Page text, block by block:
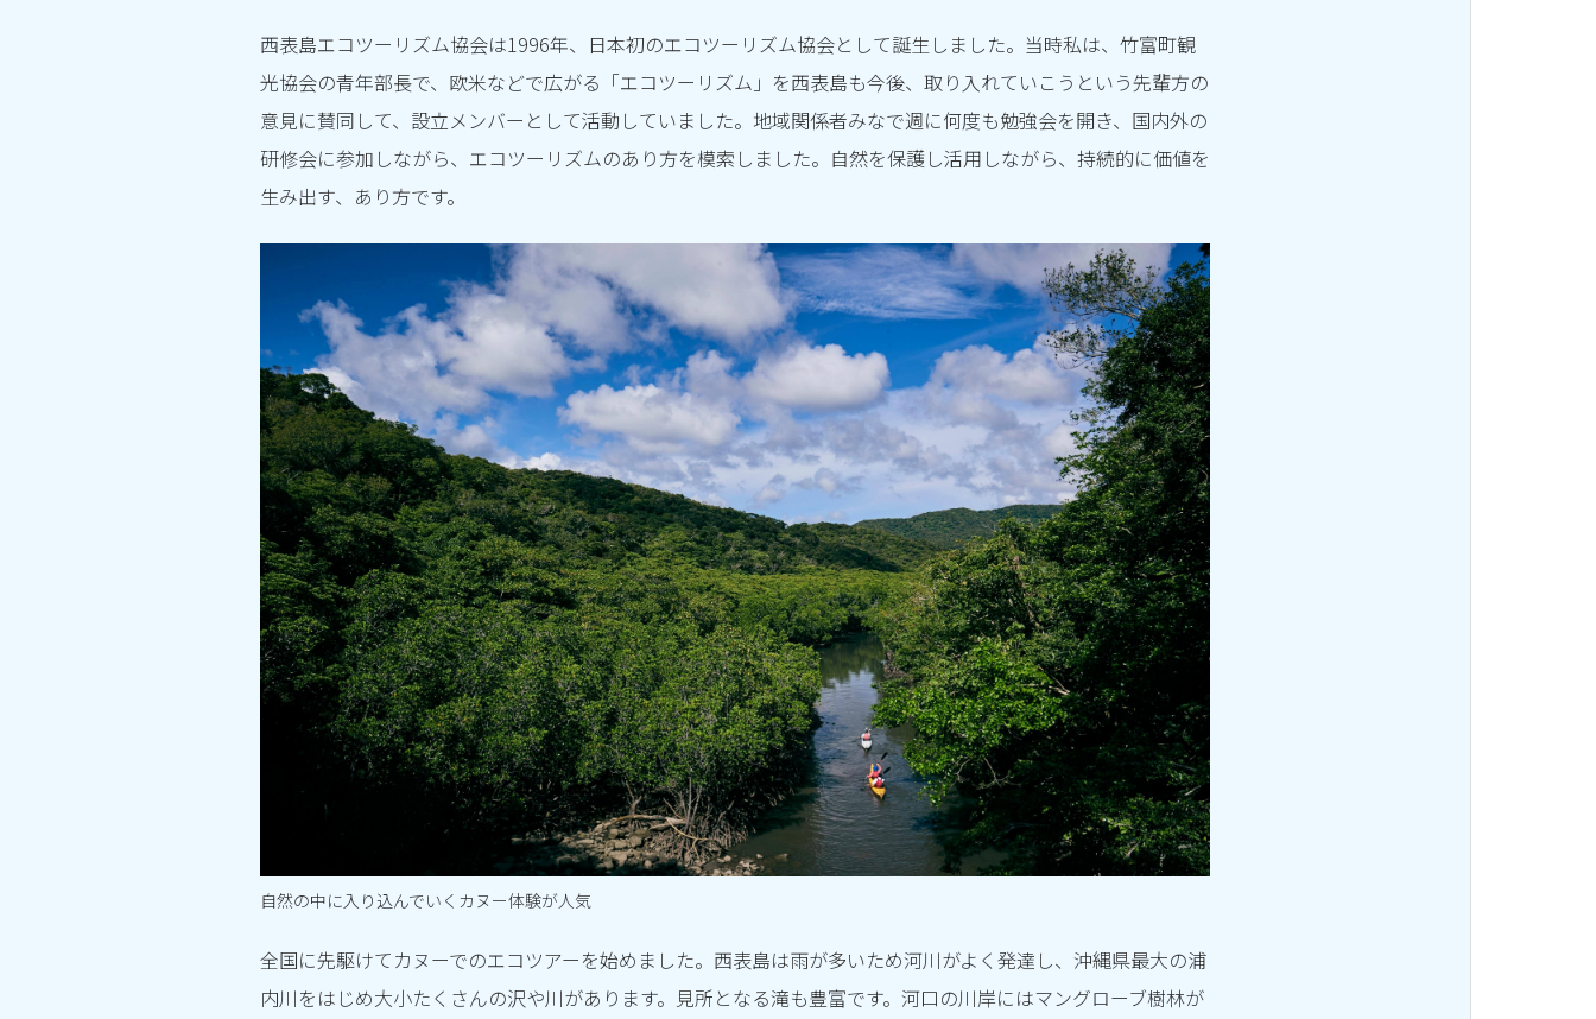
西表島エコツーリズム協会は1996年、日本初のエコツーリズム協会として誕生しました。当時私は、竹富町観
光協会の青年部長で、欧米などで広がる「エコツーリズム」を西表島も今後、取り入れていこうという先輩方の
意見に賛同して、設立メンバーとして活動していました。地域関係者みなで週に何度も勉強会を開き、国内外の
研修会に参加しながら、エコツーリズムのあり方を模索しました。自然を保護し活用しながら、持続的に価値を
生み出す、あり方です。
自然の中に入り込んでいくカヌー体験が人気
全国に先駆けてカヌーでのエコツアーを始めました。西表島は雨が多いため河川がよく発達し、沖縄県最大の浦
内川をはじめ大小たくさんの沢や川があります。見所となる滝も豊富です。河口の川岸にはマングローブ樹林が